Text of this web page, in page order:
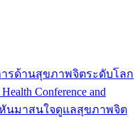
รด้านสุขภาพจิตระดับโลก
Conference and
หันมาสนใจดูแลสุขภาพจิต